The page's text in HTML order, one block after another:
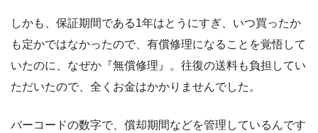
しかも、保証期間である1年はとうにすぎ、いつ買ったか
も定かではなかったので、有償修理になることを覚悟して
いたのに、なぜか『無償修理』。往復の送料も負担してい
ただいたので、全くお金はかかりませんでした。
バーコードの数字で、償却期間などを管理しているんです